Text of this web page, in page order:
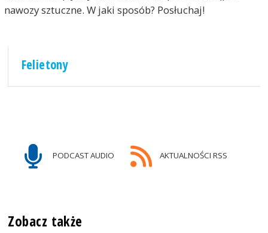
nawozy sztuczne. W jaki sposób? Posłuchaj!
Felietony
PODCAST AUDIO AKTUALNOŚCI RSS
Zobacz także